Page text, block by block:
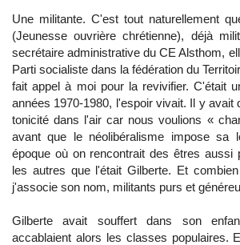
Une militante. C'est tout naturellement
(Jeunesse ouvrière chrétienne), déjà
secrétaire administrative du CE Alsthom,
Parti socialiste dans la fédération du
fait appel à moi pour la revivifier. C'était
années 1970-1980, l'espoir vivait. Il y avait
tonicité dans l'air car nous voulions «
avant que le néolibéralisme impose sa
époque où on rencontrait des êtres aussi
les autres que l'était Gilberte. Et
j'associe son nom, militants purs et
Gilberte avait souffert dans son
accablaient alors les classes populaires.